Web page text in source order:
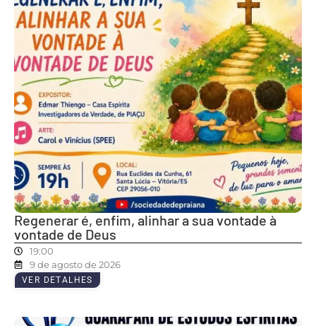
Regenerar é, enfim, alinhar a sua vontade à
vontade de Deus
19:00
9 de agosto de 2026
VER DETALHES